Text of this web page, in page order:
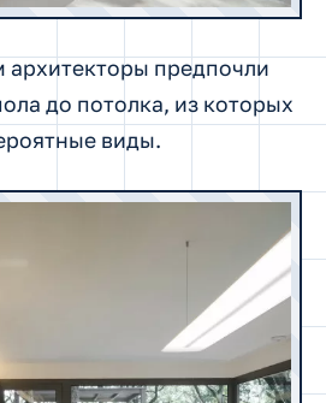
предпочли
до потолка, из которых
виды.